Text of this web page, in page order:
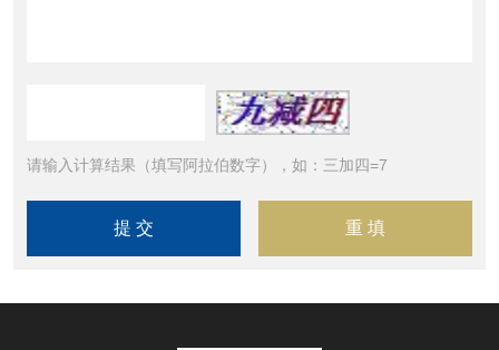
请输入计算结果（填写阿拉伯数字），如：三加四=7